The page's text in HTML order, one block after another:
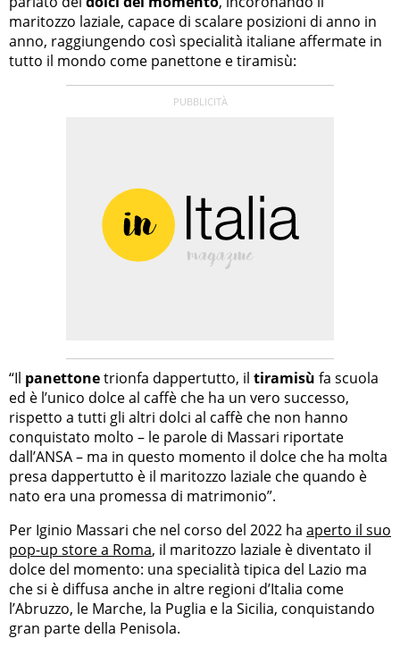
maritozzo laziale, capace di scalare posizioni di anno in
anno, raggiungendo così specialità italiane affermate in
tutto il mondo come panettone e tiramisù:
“Il panettonetrionfa dappertutto, il tiramisù fa scuola
ed è l’unico dolce al caffè che ha un vero successo,
rispetto a tutti gli altri dolci al caffè che non hanno
conquistato molto – le parole di Massari riportate
dall’ANSA – ma in questo momento il dolce che ha molta
presa dappertutto è il maritozzo laziale che quando è
nato era una promessa di matrimonio”.
Per Iginio Massari che nel corso del 2022 ha aperto il suo
pop-up store a Roma, il maritozzo laziale è diventato il
dolce del momento: una specialità tipica del Lazio ma
che si è diffusa anche in altre regioni d’Italia come
l’Abruzzo, le Marche, la Puglia e la Sicilia, conquistando
gran parte della Penisola.